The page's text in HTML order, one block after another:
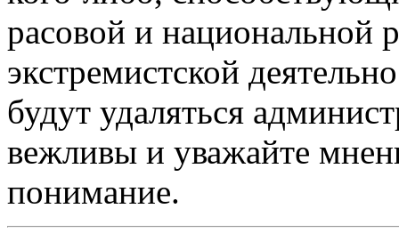
расовой и национальной
экстремистской
будут удаляться
вежливы и уважайте
понимание.